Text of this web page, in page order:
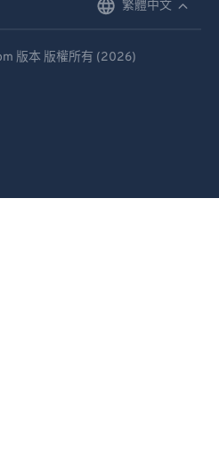
繁體中文
版本 版權所有 (2026)